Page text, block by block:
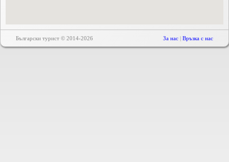
Български турист © 2014-2026 За нас | Връзка с нас